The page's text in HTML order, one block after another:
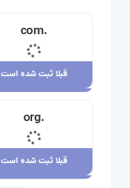
.com
قبلا ثبت شده است
23,710,000 ریال
.org
قبلا ثبت شده است